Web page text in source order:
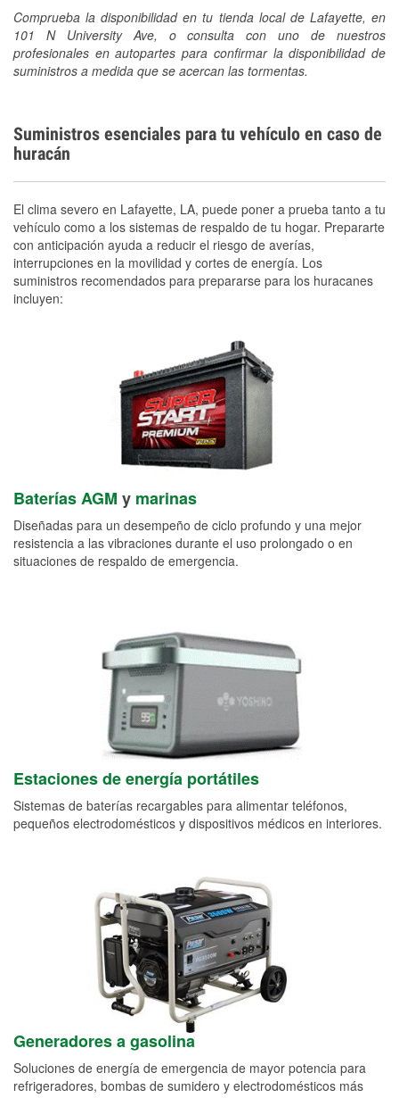
Comprueba la disponibilidad en tu tienda local de Lafayette, en
101 N University Ave, o consulta con uno de nuestros
profesionales en autopartes para confirmar la disponibilidad de
suministros a medida que se acercan las tormentas.
Suministros esenciales para tu vehículo en caso de
huracán
El clima severo en Lafayette, LA, puede poner a prueba tanto a tu
vehículo como a los sistemas de respaldo de tu hogar. Prepararte
con anticipación ayuda a reducir el riesgo de averías,
interrupciones en la movilidad y cortes de energía. Los
suministros recomendados para prepararse para los huracanes
incluyen:
Baterías AGM y marinas
Diseñadas para un desempeño de ciclo profundo y una mejor
resistencia a las vibraciones durante el uso prolongado o en
situaciones de respaldo de emergencia.
Estaciones de energía portátiles
Sistemas de baterías recargables para alimentar teléfonos,
pequeños electrodomésticos y dispositivos médicos en interiores.
Generadores a gasolina
Soluciones de energía de emergencia de mayor potencia para
refrigeradores, bombas de sumidero y electrodomésticos más